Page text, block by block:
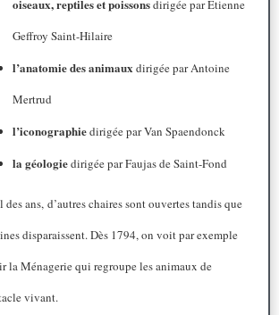
oiseaux, reptiles et poissonsdirigée par Etienne
Geffroy Saint-Hilaire
l’anatomie des animaux dirigée par Antoine
Mertrud
l’iconographiedirigée par Van Spaendonck
la géologiedirigée par Faujas de Saint-Fond
des ans, d’autres chaires sont ouvertes tandis que
disparaissent. Dès 1794, on voit par exemple
la Ménagerie qui regroupe les animaux de
vivant.